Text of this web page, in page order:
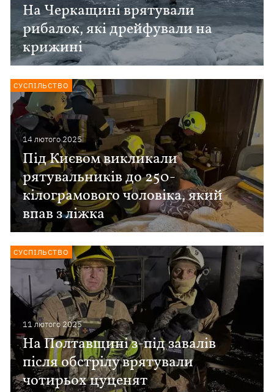
На Черкащині врятували
рибалок, які дрейфували на
крижині
14 лютого 2025
Під Києвом викликали
рятувальників до 250-
кілограмового чоловіка, який
впав з ліжка
СУСПІЛЬСТВО
11 лютого 2025
На Полтавщині з-під завалів
після обстрілу врятували
чотирьох цуценят
СУСПІЛЬСТВО